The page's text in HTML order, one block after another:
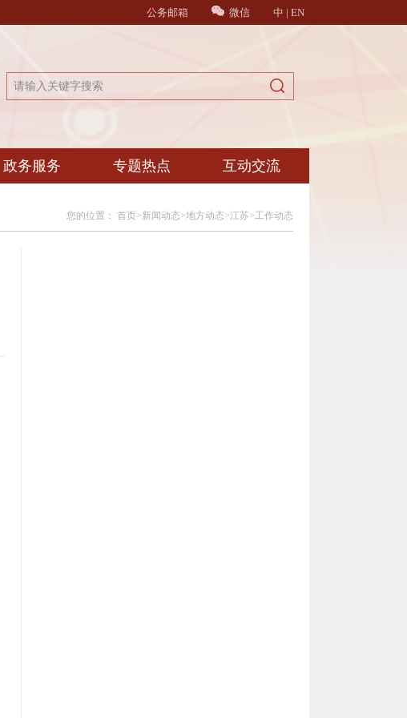
公务邮箱 微信 中 | EN
政务服务 专题热点 互动交流
您的位置： 首页>新闻动态>地方动态>江苏>工作动态